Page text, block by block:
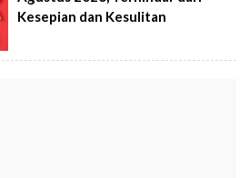
Kesepian dan Kesulitan